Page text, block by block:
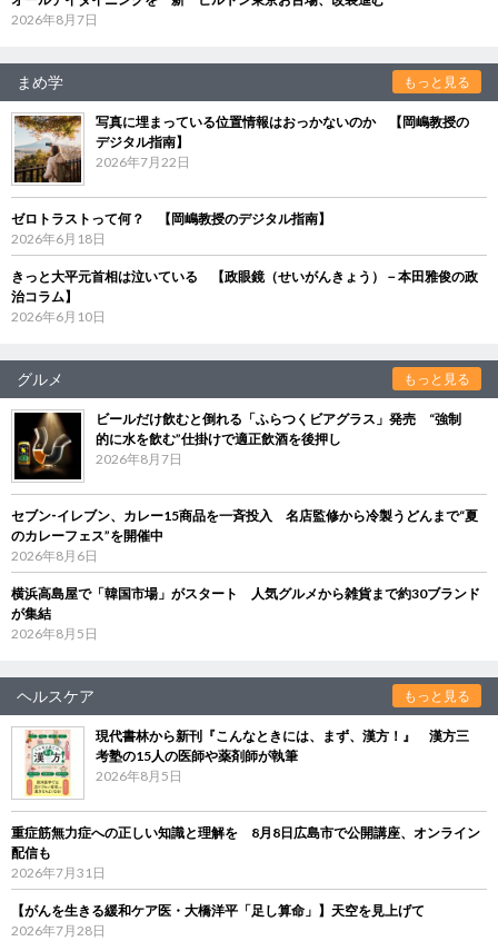
2026年8月7日
まめ学 もっと見る
写真に埋まっている位置情報はおっかないのか 【岡嶋教授の
デジタル指南】
2026年7月22日
ゼロトラストって何？ 【岡嶋教授のデジタル指南】
2026年6月18日
きっと大平元首相は泣いている 【政眼鏡（せいがんきょう）－本田雅俊の政
治コラム】
2026年6月10日
グルメ もっと見る
ビールだけ飲むと倒れる「ふらつくビアグラス」発売 “強制
的に水を飲む”仕掛けで適正飲酒を後押し
2026年8月7日
セブン‐イレブン、カレー15商品を一斉投入 名店監修から冷製うどんまで“夏
のカレーフェス”を開催中
2026年8月6日
横浜高島屋で「韓国市場」がスタート 人気グルメから雑貨まで約30ブランド
が集結
2026年8月5日
ヘルスケア もっと見る
現代書林から新刊『こんなときには、まず、漢方！』 漢方三
考塾の15人の医師や薬剤師が執筆
2026年8月5日
重症筋無力症への正しい知識と理解を 8月8日広島市で公開講座、オンライン
配信も
2026年7月31日
【がんを生きる緩和ケア医・大橋洋平「足し算命」】天空を見上げて
2026年7月28日